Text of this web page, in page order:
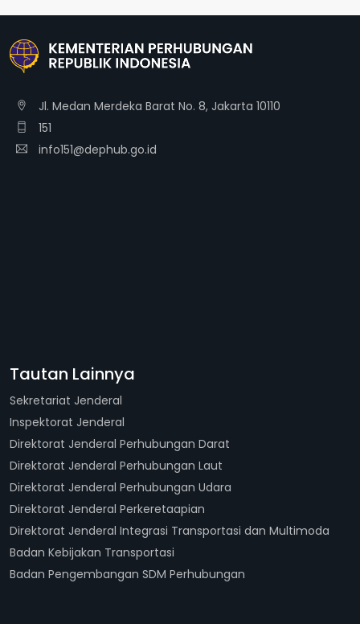
Jl. Medan Merdeka Barat No. 8, Jakarta 10110
151
info151@dephub.go.id
Tautan Lainnya
Sekretariat Jenderal
Inspektorat Jenderal
Direktorat Jenderal Perhubungan Darat
Direktorat Jenderal Perhubungan Laut
Direktorat Jenderal Perhubungan Udara
Direktorat Jenderal Perkeretaapian
Direktorat Jenderal Integrasi Transportasi dan Multimoda
Badan Kebijakan Transportasi
Badan Pengembangan SDM Perhubungan